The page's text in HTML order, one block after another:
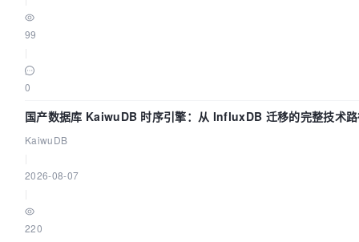
99
0
国产数据库 KaiwuDB 时序引擎：从 InfluxDB 迁移的完整技术
KaiwuDB
2026-08-07
220